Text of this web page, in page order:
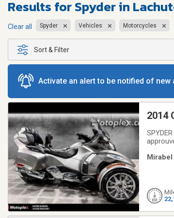
Results forSpyder in
Clear all Spyder Vehicles Motorcycles
Sort & Filter
Activate an alert to be notified of new
2014